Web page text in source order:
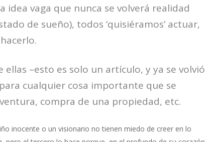
idea vaga que nunca se volverá realidad
de sueño), todos ‘quisiéramos’ actuar,
–esto es solo un artículo, y ya se volvió
cualquier cosa importante que se
compra de una propiedad, etc.
inocente o un visionario no tienen miedo de creer en lo